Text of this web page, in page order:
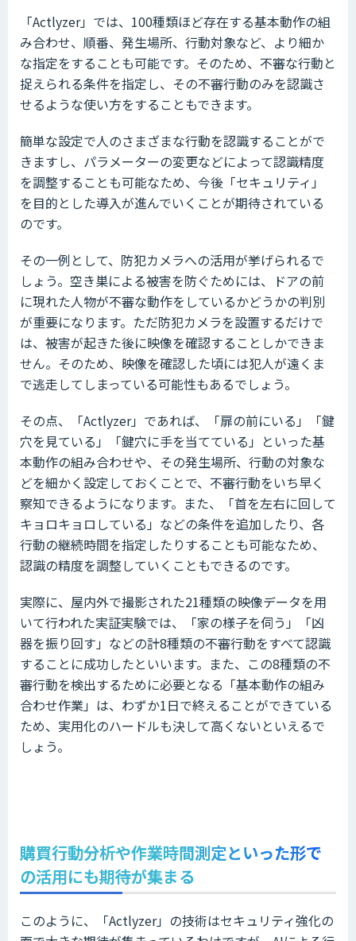
「Actlyzer」では、100種類ほど存在する基本動作の組
み合わせ、順番、発生場所、行動対象など、より細か
な指定をすることも可能です。そのため、不審な行動と
捉えられる条件を指定し、その不審行動のみを認識さ
せるような使い方をすることもできます。
簡単な設定で人のさまざまな行動を認識することがで
きますし、パラメーターの変更などによって認識精度
を調整することも可能なため、今後「セキュリティ」
を目的とした導入が進んでいくことが期待されている
のです。
その一例として、防犯カメラへの活用が挙げられるで
しょう。空き巣による被害を防ぐためには、ドアの前
に現れた人物が不審な動作をしているかどうかの判別
が重要になります。ただ防犯カメラを設置するだけで
は、被害が起きた後に映像を確認することしかできま
せん。そのため、映像を確認した頃には犯人が遠くま
で逃走してしまっている可能性もあるでしょう。
その点、「Actlyzer」であれば、「扉の前にいる」「鍵
穴を見ている」「鍵穴に手を当てている」といった基
本動作の組み合わせや、その発生場所、行動の対象な
どを細かく設定しておくことで、不審行動をいち早く
察知できるようになります。また、「首を左右に回して
キョロキョロしている」などの条件を追加したり、各
行動の継続時間を指定したりすることも可能なため、
認識の精度を調整していくこともできるのです。
実際に、屋内外で撮影された21種類の映像データを用
いて行われた実証実験では、「家の様子を伺う」「凶
器を振り回す」などの計8種類の不審行動をすべて認識
することに成功したといいます。また、この8種類の不
審行動を検出するために必要となる「基本動作の組み
合わせ作業」は、わずか1日で終えることができている
ため、実用化のハードルも決して高くないといえるで
しょう。
購買行動分析や作業時間測定といった形で
の活用にも期待が集まる
このように、「Actlyzer」の技術はセキュリティ強化の